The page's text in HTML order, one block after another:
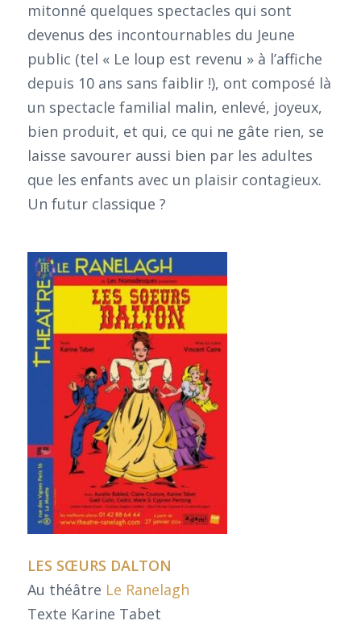
mitonné quelques spectacles qui sont
devenus des incontournables du Jeune
public (tel « Le loup est revenu » à l’affiche
depuis 10 ans sans faiblir !), ont composé là
un spectacle familial malin, enlevé, joyeux,
bien produit, et qui, ce qui ne gâte rien, se
laisse savourer aussi bien par les adultes
que les enfants avec un plaisir contagieux.
Un futur classique ?
LES SŒURS DALTON
Au théâtre Le Ranelagh
Texte Karine Tabet